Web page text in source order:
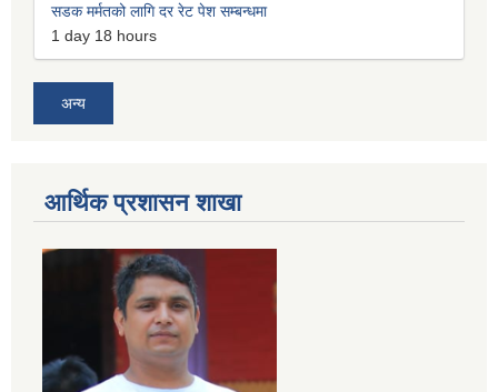
सडक मर्मतको लागि दर रेट पेश सम्बन्धमा
1 day 18 hours
अन्य
आर्थिक प्रशासन शाखा